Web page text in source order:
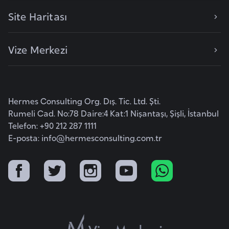
Site Haritası
Vize Merkezi
Hermes Consulting Org. Dış. Tic. Ltd. Şti.
Rumeli Cad. No:78 Daire:4 Kat:1 Nişantaşı, Şişli, İstanbul
Telefon: +90 212 287 1111
E-posta: info@hermesconsulting.com.tr
a
o
d
Ç
k
C